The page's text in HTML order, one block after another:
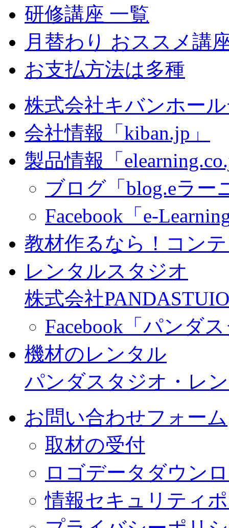
研修講座 一覧
月替わり おススメ講
お支払方法は多種
株式会社キバンホー
会社情報「kiban.jp」
製品情報「
ブログ「blog.eラー
Facebook「e-
教材作るなら！コン
レンタルスタジオ
株式会社
Facebook「パンダ
機材のレンタル
パンダスタジオ・レ
お問い合わせフォーム
取材の受付
ロゴデータダウン
情報セキュリティ